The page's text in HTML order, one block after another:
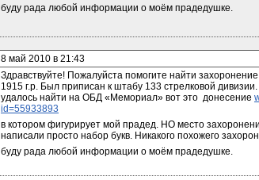
буду рада любой информации о моём прадедушке.
8 май 2010 в 21:43
Здравствуйте! Пожалуйста помогите найти
1915 г.р. Был приписан к штабу 133 стрелковой
удалось найти на ОБД «Мемориал» вот это  донесение
id=55933893
в котором фигурирует мой прадед. НО место
написали просто набор букв. Никакого похожего
буду рада любой информации о моём прадедушке.